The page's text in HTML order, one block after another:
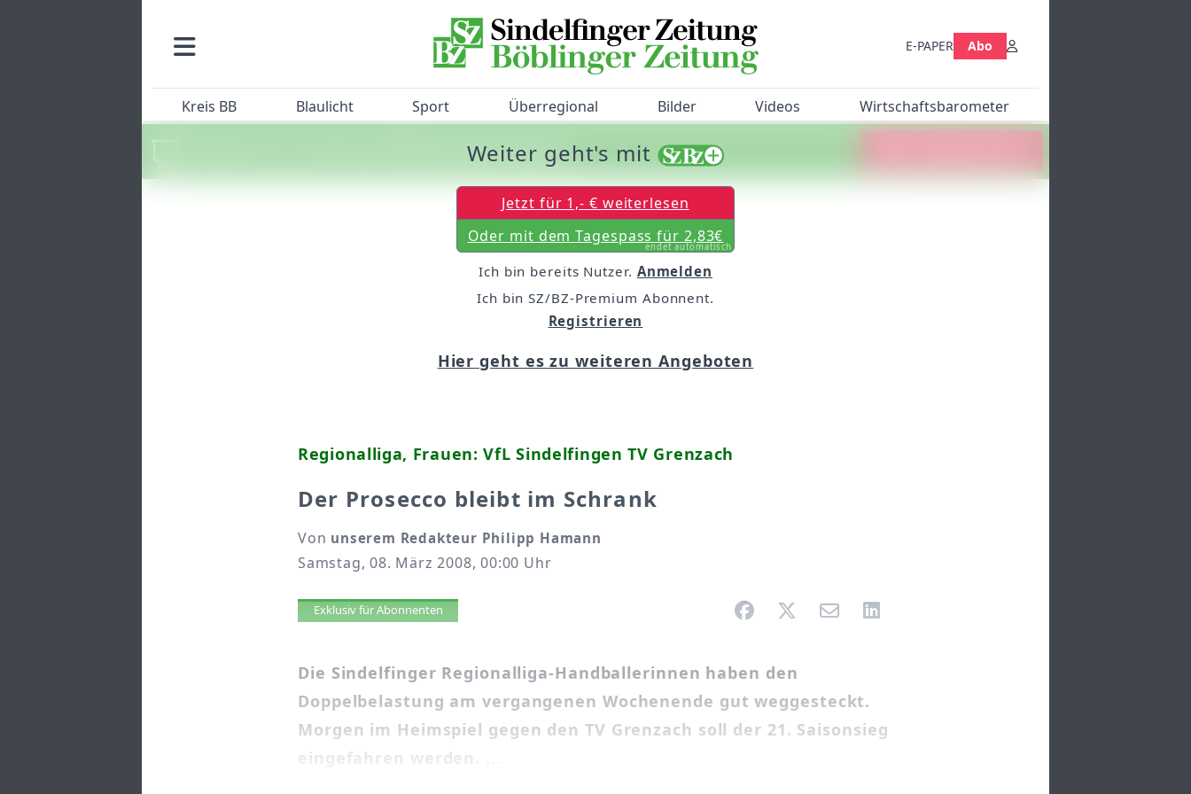
E-PAPER Abo
Kreis BB Blaulicht Sport Überregional Bilder Videos Wirtschaftsbarometer
Machen Sie mit beim SZ/BZ-Bürgerbarometer!
Regionalliga, Frauen: VfL Sindelfingen TV Grenzach
Der Prosecco bleibt im Schrank
Von unserem Redakteur Philipp Hamann
Samstag, 08. März 2008, 00:00 Uhr
Artikel vorlesen
Exklusiv für Abonnenten
Die Sindelfinger Regionalliga-Handballerinnen haben den
Doppelbelastung am vergangenen Wochenende gut weggesteckt.
Morgen im Heimspiel gegen den TV Grenzach soll der 21. Saisonsieg
eingefahren werden.
Weiter geht's mit
Jetzt für 1,- € weiterlesen
Oder mit dem Tagespass für 2,83€
endet automatisch
Ich bin bereits Nutzer. Anmelden
Ich bin SZ/BZ-Premium Abonnent.
Registrieren
Hier geht es zu weiteren Angeboten